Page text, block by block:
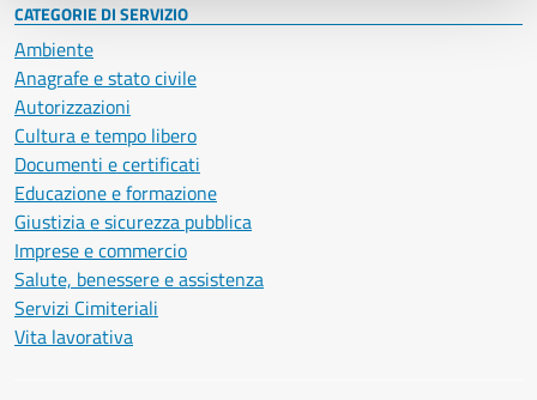
CATEGORIE DI SERVIZIO
Ambiente
Anagrafe e stato civile
Autorizzazioni
Cultura e tempo libero
Documenti e certificati
Educazione e formazione
Giustizia e sicurezza pubblica
Imprese e commercio
Salute, benessere e assistenza
Servizi Cimiteriali
Vita lavorativa